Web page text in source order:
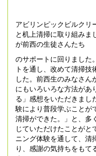
アビリンピックビルクリ
と机上清掃に取り組みま
が前西の生徒さんたち
のサポートに回りました
トを通し、改めて清掃
した。前西生のみなさ
にもいろいろな方法があ
る」感想をいただきまし
験により普段学ぶことが
清掃ができた。」と、多
じていただけたことが
ニング体験を通して、清
り、感謝の気持ちをもて